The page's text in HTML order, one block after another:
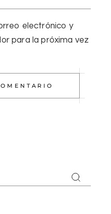
electrónico y
para la próxima vez